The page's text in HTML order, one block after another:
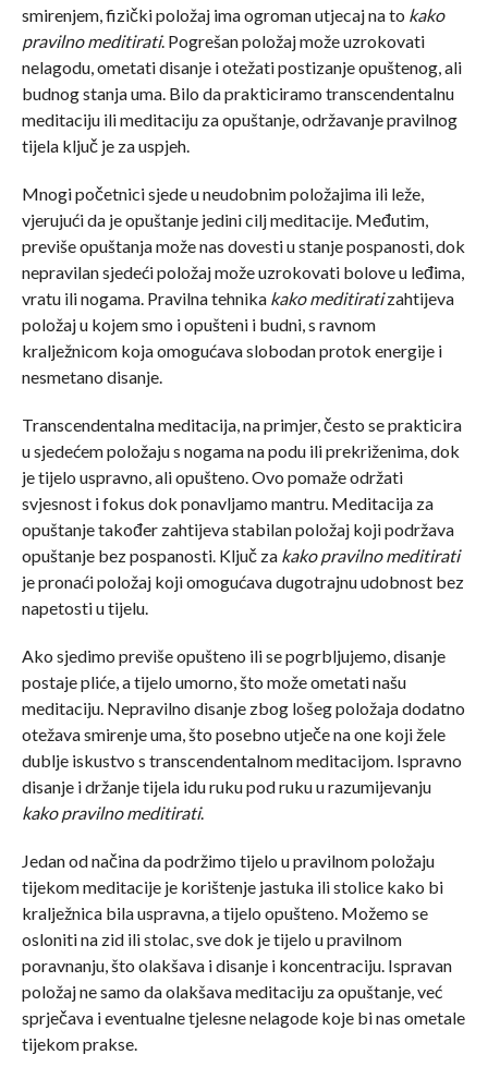
smirenjem, fizički položaj ima ogroman utjecaj na to kako
pravilno meditirati. Pogrešan položaj može uzrokovati
nelagodu, ometati disanje i otežati postizanje opuštenog, ali
budnog stanja uma. Bilo da prakticiramo transcendentalnu
meditaciju ili meditaciju za opuštanje, održavanje pravilnog
tijela ključ je za uspjeh.
Mnogi početnici sjede u neudobnim položajima ili leže,
vjerujući da je opuštanje jedini cilj meditacije. Međutim,
previše opuštanja može nas dovesti u stanje pospanosti, dok
nepravilan sjedeći položaj može uzrokovati bolove u leđima,
vratu ili nogama. Pravilna tehnika kako meditiratizahtijeva
položaj u kojem smo i opušteni i budni, s ravnom
kralježnicom koja omogućava slobodan protok energije i
nesmetano disanje.
Transcendentalna meditacija, na primjer, često se prakticira
u sjedećem položaju s nogama na podu ili prekriženima, dok
je tijelo uspravno, ali opušteno. Ovo pomaže održati
svjesnost i fokus dok ponavljamo mantru. Meditacija za
opuštanje također zahtijeva stabilan položaj koji podržava
opuštanje bez pospanosti. Ključ za kako pravilno meditirati
je pronaći položaj koji omogućava dugotrajnu udobnost bez
napetosti u tijelu.
Ako sjedimo previše opušteno ili se pogrbljujemo, disanje
postaje pliće, a tijelo umorno, što može ometati našu
meditaciju. Nepravilno disanje zbog lošeg položaja dodatno
otežava smirenje uma, što posebno utječe na one koji žele
dublje iskustvo s transcendentalnom meditacijom. Ispravno
disanje i držanje tijela idu ruku pod ruku u razumijevanju
kako pravilno meditirati.
Jedan od načina da podržimo tijelo u pravilnom položaju
tijekom meditacije je korištenje jastuka ili stolice kako bi
kralježnica bila uspravna, a tijelo opušteno. Možemo se
osloniti na zid ili stolac, sve dok je tijelo u pravilnom
poravnanju, što olakšava i disanje i koncentraciju. Ispravan
položaj ne samo da olakšava meditaciju za opuštanje, već
sprječava i eventualne tjelesne nelagode koje bi nas ometale
tijekom prakse.